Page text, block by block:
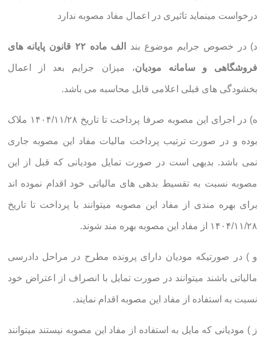
درخواست مینماید تاثیری در اعمال مفاد مصوبه ندارد
د) در خصوص جرایم موضوع بند الف ماده ۲۲ قانون پایانه های
فروشگاهی و سامانه مودیان، میزان جرایم بعد از اعمال
بخشودگی های قبلی اعلامی قابل محاسبه می باشد.
ه) در اجرای این مصوبه صرفا پرداخت تا تاریخ ۱۴۰۴/۱۱/۲۸ ملاک
بوده و در صورت ترتیب پرداخت مالیات مفاد این مصوبه جاری
نمی باشد. بدیهی است در صورت تمایل مودیانی که قبل از این
مصوبه نسبت به تقسیط بدهی های مالیاتی خود اقدام نموده اند
برای بهره مندی از مفاد این مصوبه میتوانند با پرداخت تا تاریخ
۱۴۰۴/۱۱/۲۸ از مفاد این مصوبه بهره مند شوند.
و ) در صورتیکه مودیان دارای پرونده مطرح در مراحل دادرسی
مالیاتی باشند میتوانند در صورت تمایل با انصراف از اعتراض خود
نسبت به استفاده از مفاد این مصوبه اقدام نمایند.
ز ) مودیانی که مایل به استفاده از مفاد این مصوبه نیستند میتوانند